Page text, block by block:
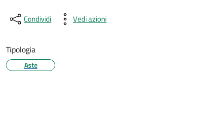
Condividi Vedi azioni
Tipologia
Aste